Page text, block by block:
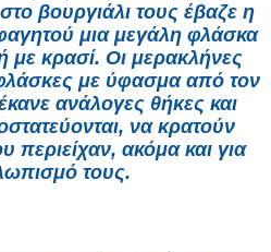
βουργιάλι τους έβαζε η
μια μεγάλη φλάσκα
με κρασί. Οι μερακλήνες
φλάσκες με ύφασμα από τον
ανάλογες θήκες και
να κρατούν
περιείχαν, ακόμα και για
τους.